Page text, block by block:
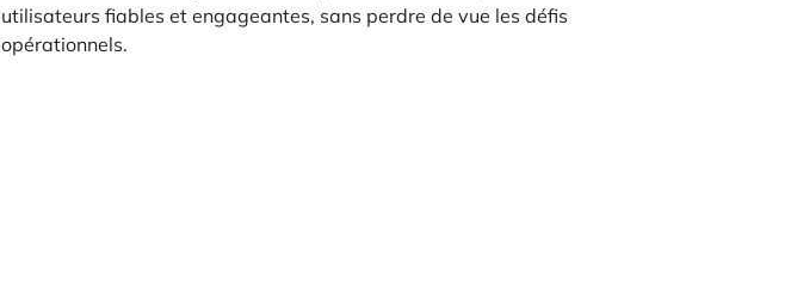
utilisateurs fiables et engageantes, sans perdre de vue les défis
opérationnels.